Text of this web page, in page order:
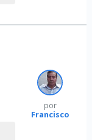
por
Francisco